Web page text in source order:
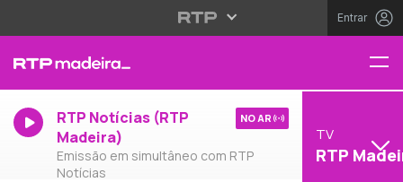
Entrar
RTP Notícias (RTP
Madeira)
Emissão em simultâneo com RTP
Notícias
NO AR
TV
RTP